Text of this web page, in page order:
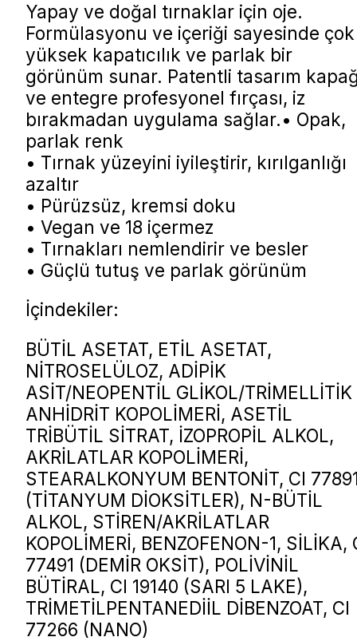
Yapay ve doğal tırnaklar için oje.
Formülasyonu ve içeriği sayesinde çok
yüksek kapatıcılık ve parlak bir
görünüm sunar. Patentli tasarım
ve entegre profesyonel fırçası, iz
bırakmadan uygulama sağlar.• Opak,
parlak renk
• Tırnak yüzeyini iyileştirir, kırılganlığı
azaltır
• Pürüzsüz, kremsi doku
• Vegan ve 18 içermez
• Tırnakları nemlendirir ve besler
• Güçlü tutuş ve parlak görünüm
İçindekiler:
BÜTİL ASETAT, ETİL ASETAT,
NİTROSELÜLOZ, ADİPİK
ASİT/NEOPENTİL GLİKOL/TRİMELLİTİK
ANHİDRİT KOPOLİMERİ, ASETİL
TRİBÜTİL SİTRAT, İZOPROPİL ALKOL,
AKRİLATLAR KOPOLİMERİ,
STEARALKONYUM BENTONİT, CI
(TİTANYUM DİOKSİTLER), N-BÜTİL
ALKOL, STİREN/AKRİLATLAR
KOPOLİMERİ, BENZOFENON-1, SİLİKA,
77491 (DEMİR OKSİT), POLİVİNİL
BÜTİRAL, CI 19140 (SARI 5 LAKE),
TRİMETİLPENTANEDİİL DİBENZOAT, CI
77266 (NANO)